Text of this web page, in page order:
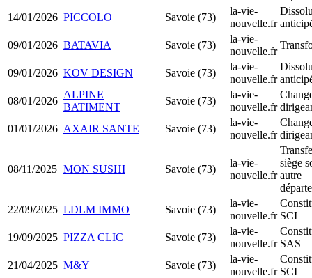
14/01/2026 PICCOLO Savoie (73)
la-vie-
nouvelle.fr
09/01/2026 BATAVIA Savoie (73)
la-vie-
nouvelle.fr
09/01/2026 KOV DESIGN Savoie (73)
la-vie-
nouvelle.fr
08/01/2026
ALPINE
BATIMENT
Savoie (73)
la-vie-
nouvelle.fr
01/01/2026 AXAIR SANTE Savoie (73)
la-vie-
nouvelle.fr
08/11/2025 MON SUSHI Savoie (73)
la-vie-
nouvelle.fr
siège
autre
22/09/2025 LDLM IMMO Savoie (73)
la-vie-
nouvelle.fr SCI
19/09/2025 PIZZA CLIC Savoie (73)
la-vie-
nouvelle.fr SAS
21/04/2025 M&Y Savoie (73)
la-vie-
nouvelle.fr SCI